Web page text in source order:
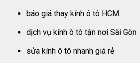
báo giá thay kính ô tô HCM
dịch vụ kính ô tô tận nơi Sài Gòn
sửa kính ô tô nhanh giá rẻ